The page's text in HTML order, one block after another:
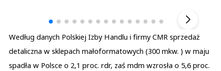
Według danych Polskiej Izby Handlu i firmy CMR sprzedaż
detaliczna w sklepach małoformatowych (300 mkw. ) w maju
spadła w Polsce o 2,1 proc. rdr, zaś mdm wzrosła o 5,6 proc.